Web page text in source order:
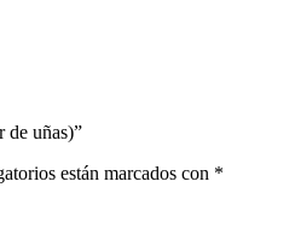
de uñas)”
están marcados con *